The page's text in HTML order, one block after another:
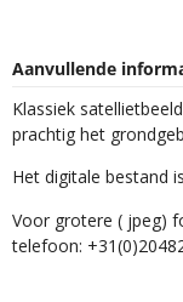
Aanvullende
Klassiek
prachtig het
Het digitale bestand
Voor grotere ( jpeg)
telefoon: